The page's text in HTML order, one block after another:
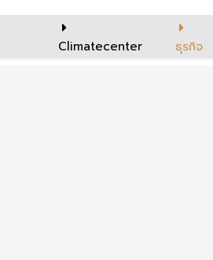
Climatecenter ธุรกิจ